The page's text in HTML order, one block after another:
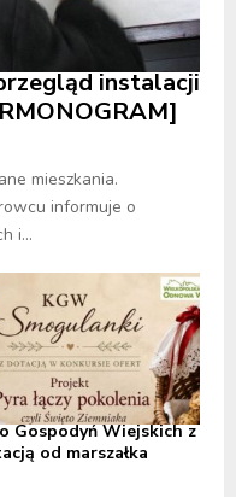
instalacji
mieszkania.
informuje o
i...
Gospodyń Wiejskich z
od marszałka